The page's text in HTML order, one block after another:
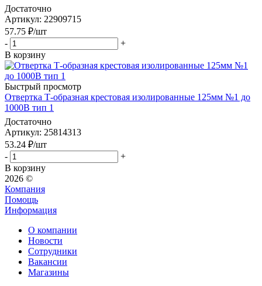
Достаточно
Артикул: 22909715
57.75 ₽/шт
-
+
В корзину
Быстрый просмотр
Отвертка Т-образная крестовая изолированные 125мм №1 до
1000В тип 1
Достаточно
Артикул: 25814313
53.24 ₽/шт
-
+
В корзину
2026 ©
Компания
Помощь
Информация
О компании
Новости
Сотрудники
Вакансии
Магазины